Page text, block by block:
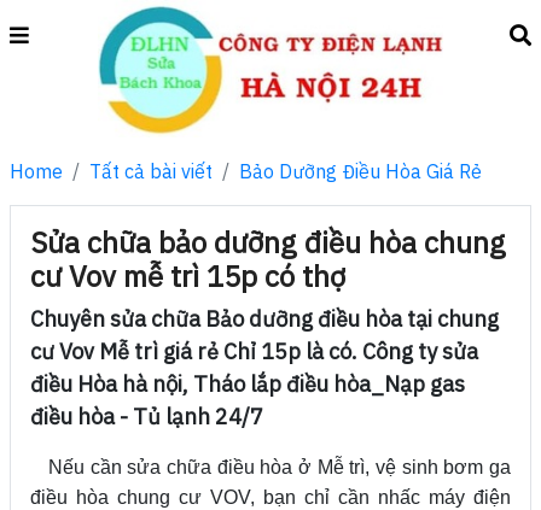
Home Tất cả bài viết Bảo Dưỡng Điều Hòa Giá Rẻ
Sửa chữa bảo dưỡng điều hòa chung
cư Vov mễ trì 15p có thợ
Chuyên sửa chữa Bảo dưỡng điều hòa tại chung
cư Vov Mễ trì giá rẻ Chỉ 15p là có. Công ty sửa
điều Hòa hà nội, Tháo lắp điều hòa_Nạp gas
điều hòa - Tủ lạnh 24/7
Nếu cần sửa chữa điều hòa ở Mễ trì, vệ sinh bơm ga
điều hòa chung cư VOV, bạn chỉ cần nhấc máy điện